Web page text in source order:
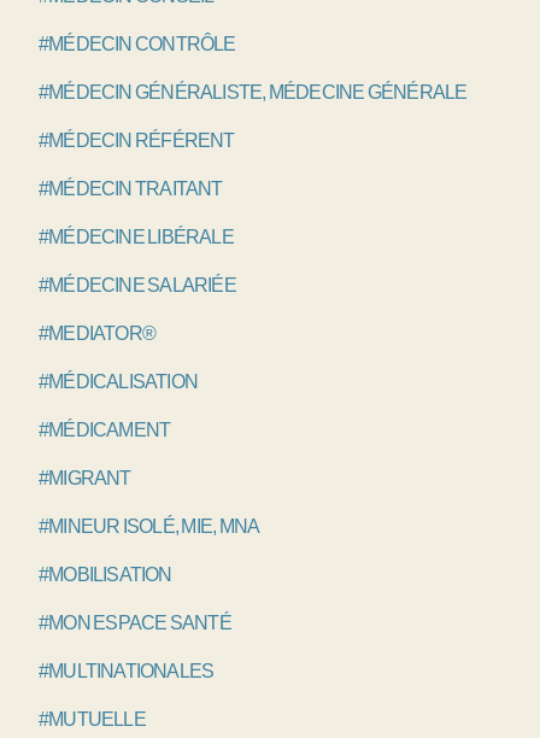
#MÉDECIN CONTRÔLE
#MÉDECIN GÉNÉRALISTE, MÉDECINE GÉNÉRALE
#MÉDECIN RÉFÉRENT
#MÉDECIN TRAITANT
#MÉDECINE LIBÉRALE
#MÉDECINE SALARIÉE
#MEDIATOR®
#MÉDICALISATION
#MÉDICAMENT
#MIGRANT
#MINEUR ISOLÉ, MIE, MNA
#MOBILISATION
#MON ESPACE SANTÉ
#MULTINATIONALES
#MUTUELLE